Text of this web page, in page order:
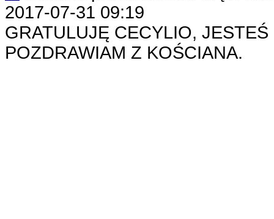
2017-07-31 09:19
GRATULUJĘ CECYLIO,
POZDRAWIAM Z KOŚCIANA.